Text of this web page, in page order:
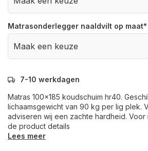
Matrasonderlegger naaldvilt op maat*
7-10 werkdagen
Matras 100x185 koudschuim hr40.
lichaamsgewicht van 90 kg per lig plek.
adviseren wij een zachte hardheid. Voor
de product details
Lees meer